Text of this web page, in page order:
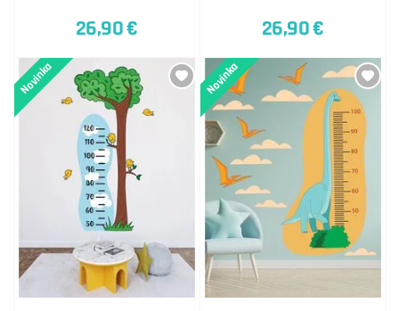
26,90 € 26,90 €
Novinka Novinka